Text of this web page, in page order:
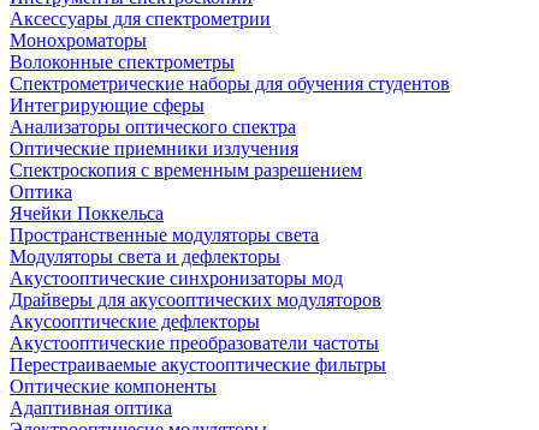
Аксессуары для спектрометрии
Монохроматоры
Волоконные спектрометры
Спектрометрические наборы для обучения студентов
Интегрирующие сферы
Анализаторы оптического спектра
Оптические приемники излучения
Спектроскопия с временным разрешением
Оптика
Ячейки Поккельса
Пространственные модуляторы света
Модуляторы света и дефлекторы
Акустооптические синхронизаторы мод
Драйверы для акусооптических модуляторов
Акусооптические дефлекторы
Акустооптические преобразователи частоты
Перестраиваемые акустооптические фильтры
Оптические компоненты
Адаптивная оптика